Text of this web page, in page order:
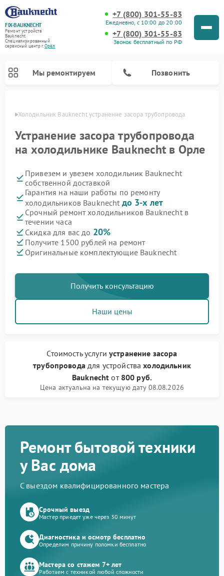
FIX-BAUKNECHT
Ремонт устройств
Bauknecht
Специализированный
cервисный центр г.Орёл
+7 (800) 301-55-83
Ежедневно, с 10:00 до 20:00
+7 (800) 301-55-83
Звонок бесплатный по РФ
Мы ремонтируем Позвонить
Холодильник Bauknecht устранение засора трубопровода
Устранение засора трубопровода
на холодильнике Bauknecht в Орле
Привезем и увезем холодильник Bauknecht
собственной доставкой
Гарантия на наши работы по ремонту
холодильников Bauknecht до 3-х лет
Срочный ремонт холодильников Bauknecht в
течении часа
Скидка для вас до 20%
Получите 1500 рублей на ремонт
Оригинальные комплектующие Bauknecht
Получить консультацию
Наши цены
Стоимость услуги устранение засора
трубопроводадля устройствахолодильник
Bauknecht от 800 руб.
Цена актуальна на текущую дату 08.08.2026
Ремонт бытовой техники
у Вас дома
С выездом квалифицированного мастера
Срочный выезд
Мастер приедет уже через 30 минут
Диагностика и осмотр бесплатно
Определим причину поломки бесплатно
Мастера со стажем 7+ лет
Работаем с техникой любой сложности